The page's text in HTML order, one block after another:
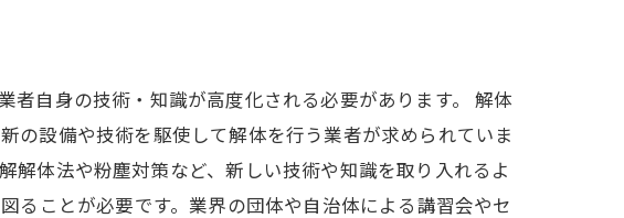
自身の技術・知識が高度化される必要があります。 解体
の設備や技術を駆使して解体を行う業者が求められていま
解体法や粉塵対策など、新しい技術や知識を取り入れるよ
ることが必要です。業界の団体や自治体による講習会やセ